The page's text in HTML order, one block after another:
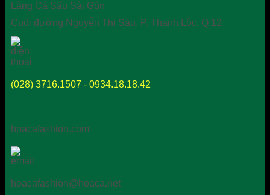
Làng Cá Sấu Sài Gòn
Cuối đường Nguyễn Thị Sáu, P. Thạnh Lộc, Q.12
(028) 3716.1507 - 0934.18.18.42
hoacafashion.com
hoacafashion@hoaca.net